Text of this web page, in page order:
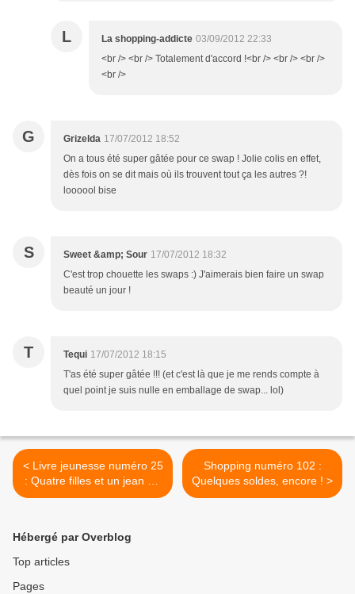
L La shopping-addicte 03/09/2012 22:33
<br /> <br /> Totalement d'accord !<br /> <br /> <br />
<br />
G Grizelda 17/07/2012 18:52
On a tous été super gâtée pour ce swap ! Jolie colis en effet,
dès fois on se dit mais où ils trouvent tout ça les autres ?!
loooool bise
S Sweet &amp; Sour 17/07/2012 18:32
C'est trop chouette les swaps :) J'aimerais bien faire un swap
beauté un jour !
T Tequi 17/07/2012 18:15
T'as été super gâtée !!! (et c'est là que je me rends compte à
quel point je suis nulle en emballage de swap... lol)
< Livre jeunesse numéro 25
: Quatre filles et un jean 2 -
Ann Brashares
Shopping numéro 102 :
Quelques soldes, encore ! >
Hébergé par Overblog
Top articles
Pages